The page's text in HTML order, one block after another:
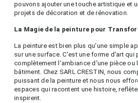
pouvons ajouter une touche artistique et
projets de décoration et de rénovation.
La Magie de la peinture pour
La peinture est bien plus qu'une simple
sur une surface. C'est une forme d'art qui
complètement l'ambiance d'une pièce ou
bâtiment. Chez SARL CRESTIN, nous
puissant de la peinture et nous nous
espaces qui racontent une histoire,
inspirent.